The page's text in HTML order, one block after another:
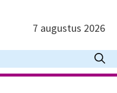
7 augustus 2026